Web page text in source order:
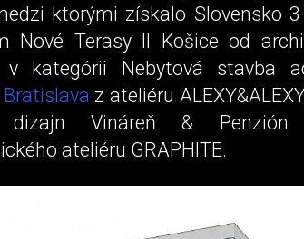
ktorými získalo Slovensko
Nové Terasy II Košice od
v kategórii Nebytová stavba
z ateliéru
dizajn Vináreň & Penzión
ateliéru GRAPHITE.